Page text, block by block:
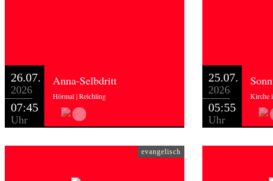
26.07.
2026
07:45
Uhr
Anna-Selbdritt
Hörmal | Reichling
25.07.
2026
05:55
Uhr
Kirche
evangelisch